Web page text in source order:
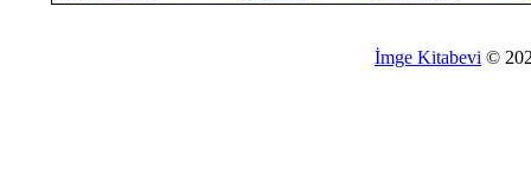
İmge Kitabevi ©